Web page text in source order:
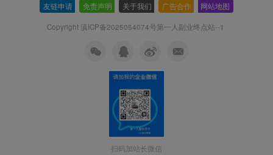
友链申请 免责声明 关于我们 广告合作 网站地图
Copyright 滇ICP备2025054074号第一人副业终点站--1
扫码加站长微信